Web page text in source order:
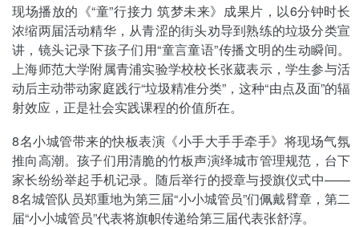
现场播放的《“童”行接力 筑梦未来》成果片，以6分钟时长
浓缩两届活动精华，从青涩的街头劝导到熟练的垃圾分类宣
讲，镜头记录下孩子们用“童言童语”传播文明的生动瞬间。
上海师范大学附属青浦实验学校校长张葳表示，学生参与活
动后主动带动家庭践行“垃圾精准分类”，这种“由点及面”的辐
射效应，正是社会实践课程的价值所在。
8名小城管带来的快板表演《小手大手手牵手》将现场气氛
推向高潮。孩子们用清脆的竹板声演绎城市管理规范，台下
家长纷纷举起手机记录。随后举行的授章与授旗仪式中——
8名城管队员郑重地为第三届“小小城管员”们佩戴臂章，第二
届“小小城管员”代表将旗帜传递给第三届代表张舒淳。